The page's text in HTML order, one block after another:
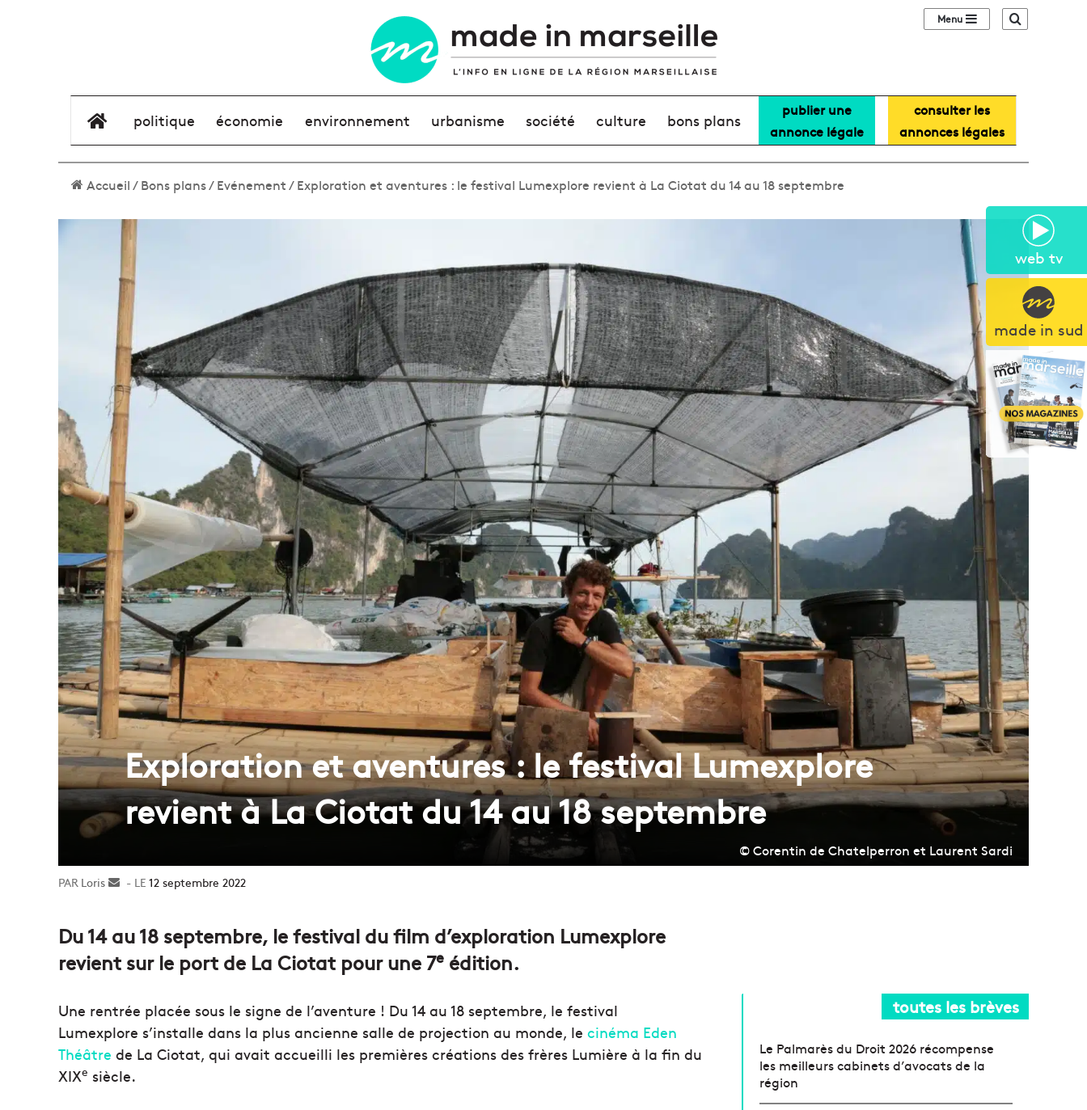
web tv
made in sud
Sidebar (barre
élément de menu
politique économie environnement urbanisme société culture bons plans
publier une
annonce légale
consulter les
annonces légales
Accueil/Bons plans/Evénement/Exploration et aventures : le festival Lumexplore revient à La Ciotat du 14 au 18 septembre
Exploration et aventures : le festival Lumexplore
revient à La Ciotat du 14 au 18 septembre
© Corentin de Chatelperron et Laurent Sardi
Loris
Envoyer12 septembre 2022
Du 14 au 18 septembre, le festival du film d’exploration Lumexplore
revient sur le port de La Ciotat pour une 7e édition.
Une rentrée placée sous le signe de l’aventure ! Du 14 au 18 septembre, le festival
Lumexplore s’installe dans la plus ancienne salle de projection au monde, le cinéma Eden
Théâtre de La Ciotat, qui avait accueilli les premières créations des frères Lumière à la fin du
XIXe siècle.
toutes les brèves
Le Palmarès du Droit 2026 récompense
les meilleurs cabinets d’avocats de la
région